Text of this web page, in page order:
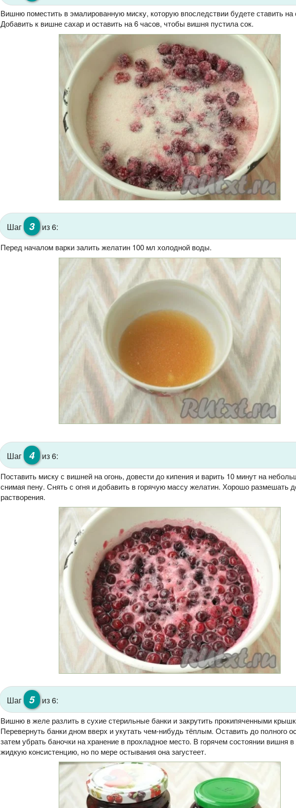
Вишню поместить в эмалированную миску, которую впоследствии будете ставить на
Добавить к вишне сахар и оставить на 6 часов, чтобы вишня пустила сок.
Шаг 3 из 6:
Перед началом варки залить желатин 100 мл холодной воды.
Шаг 4 из 6:
Поставить миску с вишней на огонь, довести до кипения и варить 10 минут на
снимая пену. Снять с огня и добавить в горячую массу желатин. Хорошо размешать
растворения.
Шаг 5 из 6:
Вишню в желе разлить в сухие стерильные банки и закрутить прокипяченными
Перевернуть банки дном вверх и укутать чем-нибудь тёплым. Оставить до полного
затем убрать баночки на хранение в прохладное место. В горячем состоянии вишня
жидкую консистенцию, но по мере остывания она загустеет.